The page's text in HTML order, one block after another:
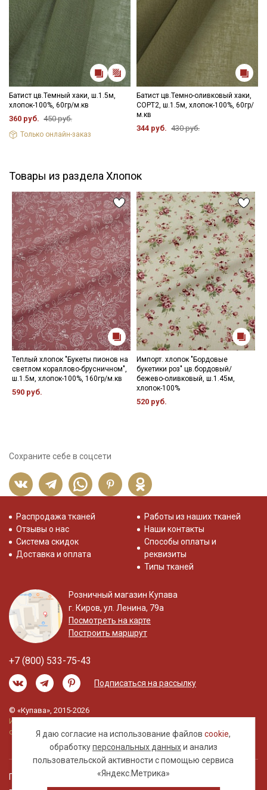
Батист цв.Темный хаки, ш.1.5м,
хлопок-100%, 60гр/м.кв
360 руб. 450 руб.
Только онлайн-заказ
Батист цв.Темно-оливковый хаки,
СОРТ2, ш.1.5м, хлопок-100%, 60гр/
м.кв
344 руб. 430 руб.
Товары из раздела Хлопок
Теплый хлопок "Букеты пионов на
светлом кораллово-брусничном",
ш.1.5м, хлопок-100%, 160гр/м.кв
590 руб.
Импорт. хлопок "Бордовые
букетики роз" цв.бордовый/
бежево-оливковый, ш.1.45м,
хлопок-100%
520 руб.
Сохраните себе в соцсети
Я даю согласие на использование файловcookie,
обработкуперсональных данныхи анализ
пользовательской активности с помощью сервиса
«Яндекс.Метрика»
Распродажа тканей
Отзывы о нас
Система скидок
Доставка и оплата
Работы из наших тканей
Наши контакты
Способы оплаты и
реквизиты
Типы тканей
Розничный магазин Купава
г. Киров, ул. Ленина, 79а
Посмотреть на карте
Построить маршрут
+7 (800) 533-75-43
Подписаться на рассылку
© «Купава», 2015-2026
Информация на сайте не является публичной
офертой.
Правовая информация